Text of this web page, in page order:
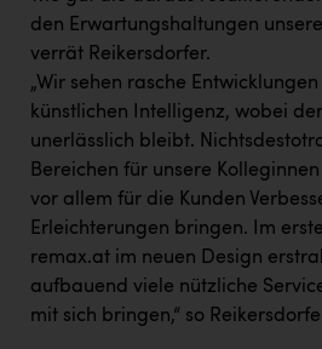
den Erwartungshaltungen
verrät Reikersdorfer.
„Wir sehen rasche
künstlichen Intelligenz, wobei
unerlässlich bleibt.
Bereichen für unsere
vor allem für die Kunden
Erleichterungen bringen. Im
remax.at im neuen Design
aufbauend viele nützliche
mit sich bringen,“ so